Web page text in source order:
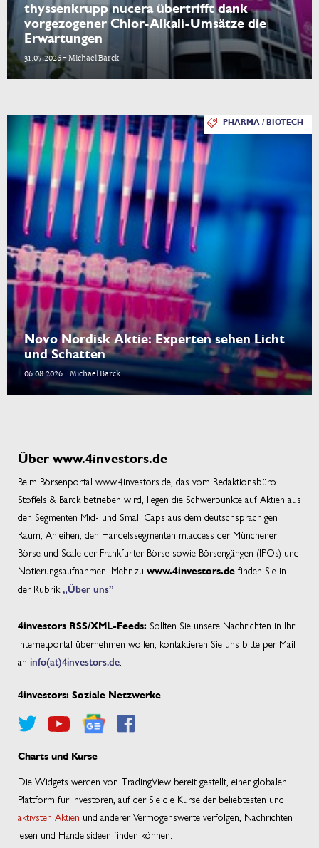
thyssenkrupp nucera übertrifft dank
vorgezogener Chlor-Alkali-Umsätze die
Erwartungen
31.07.2026 - Michael Barck
PHARMA / BIOTECH
Novo Nordisk Aktie: Experten sehen Licht
und Schatten
06.08.2026 - Michael Barck
Über www.4investors.de
Beim Börsenportal www.4investors.de, das vom Redaktionsbüro
Stoffels & Barck betrieben wird, liegen die Schwerpunkte auf Aktien aus
den Segmenten Mid- und Small Caps aus dem deutschsprachigen
Raum, Anleihen, den Handelssegmenten m:access der Münchener
Börse und Scale der Frankfurter Börse sowie Börsengängen (IPOs) und
Notierungsaufnahmen. Mehr zu www.4investors.de finden Sie in
der Rubrik„Über uns”!
4investors RSS/XML-Feeds: Sollten Sie unsere Nachrichten in Ihr
Internetportal übernehmen wollen, kontaktieren Sie uns bitte per Mail
an info(at)4investors.de.
4investors: Soziale Netzwerke
Charts und Kurse
Die Widgets werden von TradingView bereit gestellt, einer globalen
Plattform für Investoren, auf der Sie die Kurse der beliebtesten und
aktivsten Aktien und anderer Vermögenswerte verfolgen, Nachrichten
lesen und Handelsideen finden können.